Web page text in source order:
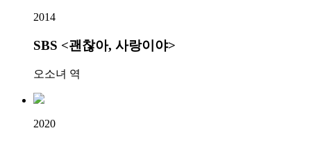
2014
SBS <괜찮아, 사랑이야>
오소녀 역
2020